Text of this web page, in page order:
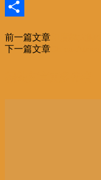
Email
享
前一篇文章
下一篇文章